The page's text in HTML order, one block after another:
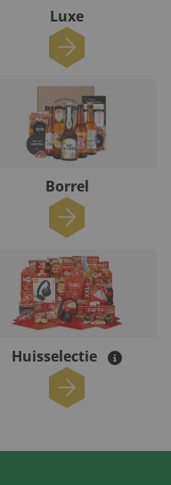
Luxe
Borrel
Huisselectie